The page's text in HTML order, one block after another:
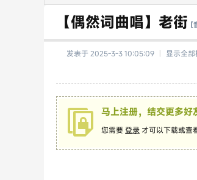
【偶然词曲唱】老街 [
发表于 2025-3-3 10:05:09 | 显示全部
马上注册，结交更多好
您需要登录 才可以下载或查